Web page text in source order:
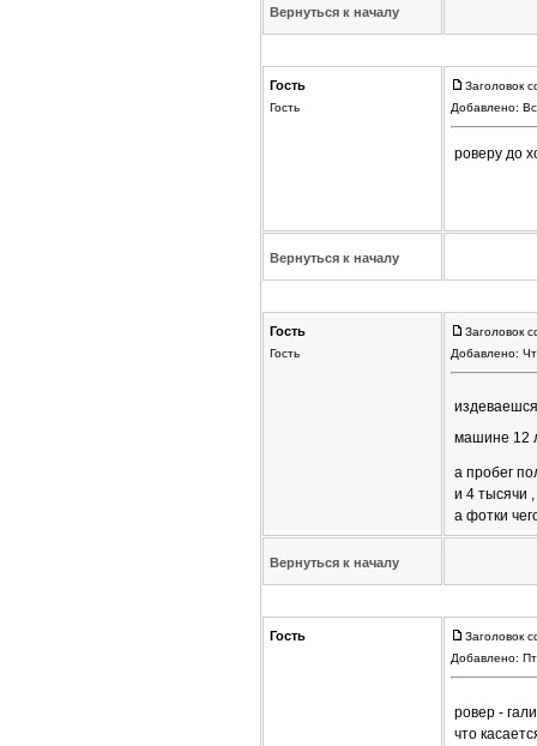
Вернуться к началу
Гость
Гость
Заголовок
Добавлено:
роверу до
Вернуться к началу
Гость
Гость
Заголовок
Добавлено:
машине 12
а пробег
и 4 тысячи
а фотки
Вернуться к началу
Гость
Заголовок
Добавлено:
ровер -
что